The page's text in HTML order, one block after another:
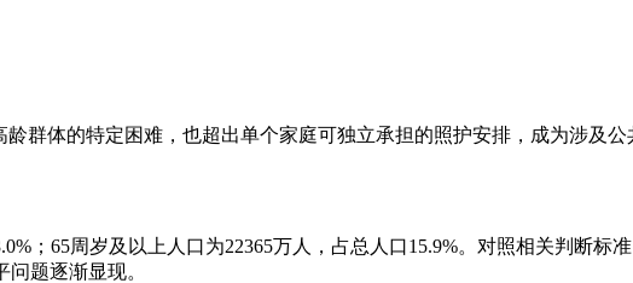
群体的特定困难，也超出单个家庭可独立承担的照护安排，成为涉及
；65周岁及以上人口为22365万人，占总人口15.9%。对照相关判断标
题逐渐显现。